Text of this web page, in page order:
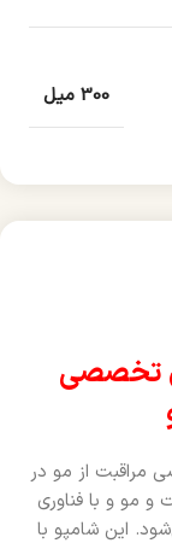
تخصصی
از مو در
مو و با فناوری
این شامپو با
300 میل